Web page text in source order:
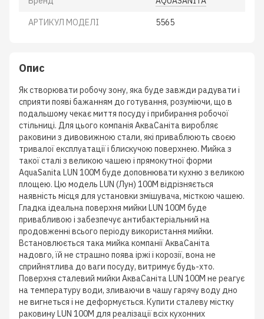
АРТИКУЛ МОДЕЛІ 5565
Опис
Як створювати робочу зону, яка буде завжди радувати і
сприяти появі бажанням до готування, розуміючи, що в
подальшому чекає миття посуду і прибирання робочої
стільниці. Для цього компанія АкваСаніта виробляє
раковини з дивовижною стали, які приваблюють своєю
тривалої експлуатації і блискучою поверхнею. Мийка з
такої сталі з великою чашею і прямокутної форми
AquaSanita LUN 100M буде доповнювати кухню з великою
площею. Цю модель LUN (Лун) 100M відрізняється
наявність місця для установки змішувача, місткою чашею.
Гладка ідеальна поверхня мийки LUN 100M буде
привабливою і забезпечує антибактеріальний на
продовженні всього періоду використання мийки.
Встановлюється така мийка компанії АкваСаніта
надовго, їй не страшно поява іржі і корозії, вона не
сприйнятлива до ваги посуду, витримує будь-хто.
Поверхня сталевий мийки АкваСаніта LUN 100M не реагує
на температуру води, зливаючи в чашу гарячу воду дно
не вигнеться і не деформується. Купити сталеву містку
раковину LUN 100M для реалізації всіх кухонних